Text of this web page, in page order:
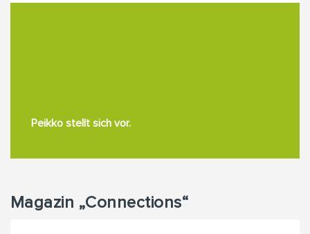
Peikko stellt sich vor.
Magazin „Connections“